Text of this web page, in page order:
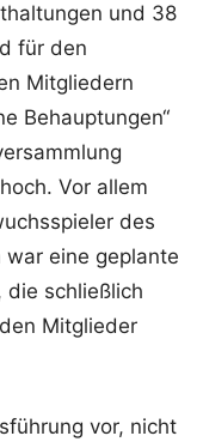
und 38
für den
Mitgliedern
Behauptungen“
Vor allem
des
war eine geplante
die schließlich
Mitglieder
vor, nicht